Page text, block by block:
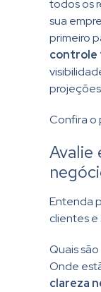
todos os
sua
primeiro
controle
Confira o
Avalie
Entenda
clientes e
Quais
Onde
clareza